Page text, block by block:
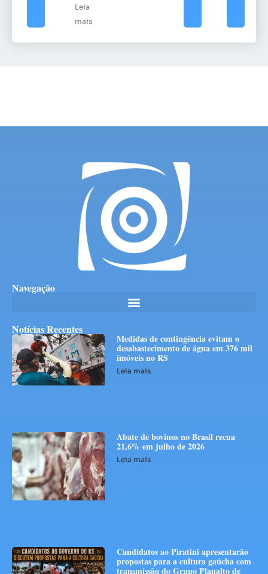
Leia
mais
Navegação
Notícias Recentes
Medidas de contingência evitam o
desabastecimento de água em 376 mil
imóveis no RS
Leia mais
Abate de bovinos no Brasil recua
21,6% em julho de 2026
Leia mais
Candidatos ao Piratini apresentarão
propostas para a cultura gaúcha com
transmissão do Grupo Planalto de